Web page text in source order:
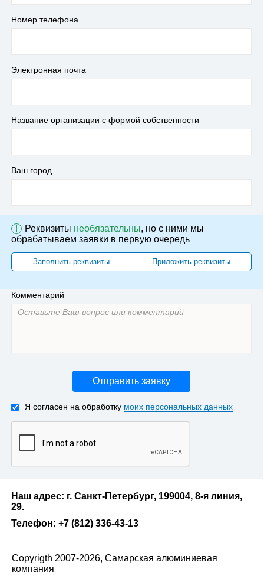
Номер телефона
Электронная почта
Название организации с формой собственности
Ваш город
! Реквизиты необязательны, но с ними мы
обрабатываем заявки в первую очередь
Заполнить реквизиты Приложить реквизиты
Комментарий
Отправить заявку
Я согласен на обработку моих персональных данных
Наш адрес: г. Санкт-Петербург, 199004, 8-я линия,
29.
Телефон: +7 (812) 336-43-13
Copyrigth 2007-2026, Самарская алюминиевая
компания